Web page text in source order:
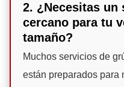
2. ¿Necesitas un
cercano para tu
tamaño?
Muchos servicios de
están preparados para